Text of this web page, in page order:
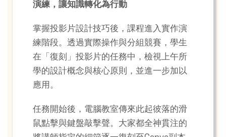
演練，讓知識轉化為行動
掌握投影片設計技巧後，課程進入實作演
練階段。透過實際操作與分組競賽，學生
在「復刻」投影片的任務中，檢視上午所
學的設計概念與核心原則，並進一步加以
應用。
任務開始後，電腦教室傳來此起彼落的滑
鼠點擊與鍵盤敲擊聲。大家都全神貫注的